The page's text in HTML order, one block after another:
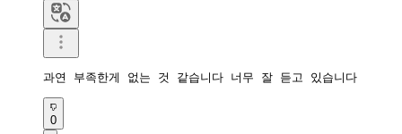
과연 부족한게 없는 것 같습니다 너무 잘 듣고 있습니다
0